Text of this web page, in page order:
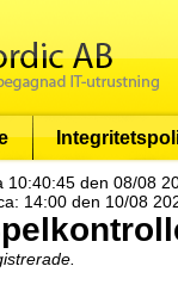
10:40:45 den 08/08
14:00 den 10/08